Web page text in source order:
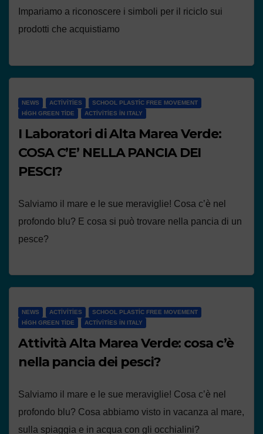
Impariamo a riconoscere i simboli per il riciclo sui
prodotti che acquistiamo
NEWS ACTIVITIES
SCHOOL PLASTIC FREE MOVEMENT
HIGH GREEN TIDE
ACTIVITIES IN ITALY
I Laboratori di Alta Marea Verde:
COSA C’E’ NELLA PANCIA DEI
PESCI?
Salviamo il mare e le sue meraviglie! Cosa c’è nel
profondo blu? E cosa si può trovare nella pancia di un
pesce?
NEWS ACTIVITIES
SCHOOL PLASTIC FREE MOVEMENT
HIGH GREEN TIDE
ACTIVITIES IN ITALY
Attività Alta Marea Verde: cosa c’è
nella pancia dei pesci?
Salviamo il mare e le sue meraviglie! Cosa c’è nel
profondo blu? Cosa abbiamo visto in vacanza al mare,
sulla spiaggia e in acqua con gli occhialini?